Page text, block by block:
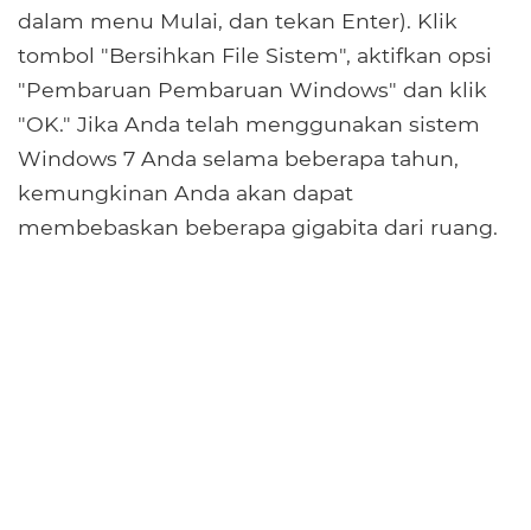
dalam menu Mulai, dan tekan Enter). Klik
tombol "Bersihkan File Sistem", aktifkan opsi
"Pembaruan Pembaruan Windows" dan klik
"OK." Jika Anda telah menggunakan sistem
Windows 7 Anda selama beberapa tahun,
kemungkinan Anda akan dapat
membebaskan beberapa gigabita dari ruang.